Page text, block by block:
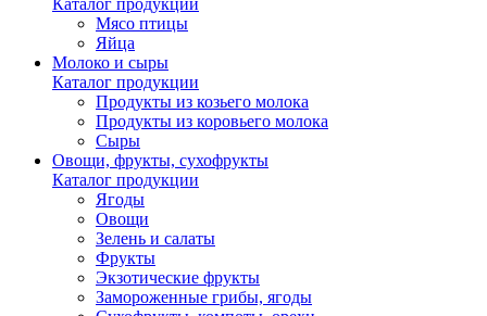
Мясо птицы
Яйца
Молоко и сыры
Каталог продукции
Продукты из козьего молока
Продукты из коровьего молока
Сыры
Овощи, фрукты, сухофрукты
Каталог продукции
Ягоды
Овощи
Зелень и салаты
Фрукты
Экзотические фрукты
Замороженные грибы, ягоды